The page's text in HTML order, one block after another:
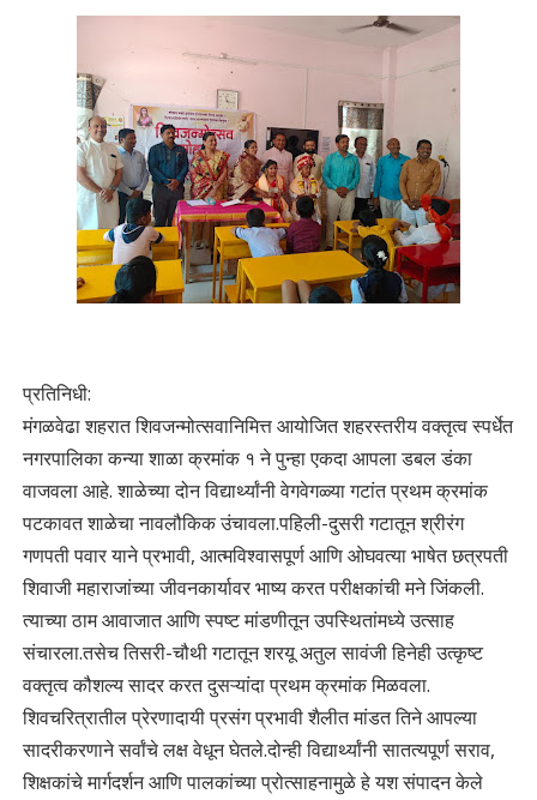
प्रतिनिधी:
मंगळवेढा शहरात शिवजन्मोत्सवानिमित्त आयोजित शहरस्तरीय वक्तृत्व स्पर्धेत
नगरपालिका कन्या शाळा क्रमांक १ ने पुन्हा एकदा आपला डबल डंका
वाजवला आहे. शाळेच्या दोन विद्यार्थ्यांनी वेगवेगळ्या गटांत प्रथम क्रमांक
पटकावत शाळेचा नावलौकिक उंचावला.पहिली-दुसरी गटातून श्रीरंग
गणपती पवार याने प्रभावी, आत्मविश्वासपूर्ण आणि ओघवत्या भाषेत छत्रपती
शिवाजी महाराजांच्या जीवनकार्यावर भाष्य करत परीक्षकांची मने जिंकली.
त्याच्या ठाम आवाजात आणि स्पष्ट मांडणीतून उपस्थितांमध्ये उत्साह
संचारला.तसेच तिसरी-चौथी गटातून शरयू अतुल सावंजी हिनेही उत्कृष्ट
वक्तृत्व कौशल्य सादर करत दुसऱ्यांदा प्रथम क्रमांक मिळवला.
शिवचरित्रातील प्रेरणादायी प्रसंग प्रभावी शैलीत मांडत तिने आपल्या
सादरीकरणाने सर्वांचे लक्ष वेधून घेतले.दोन्ही विद्यार्थ्यांनी सातत्यपूर्ण सराव,
शिक्षकांचे मार्गदर्शन आणि पालकांच्या प्रोत्साहनामुळे हे यश संपादन केले